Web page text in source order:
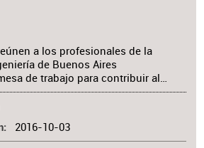
a los profesionales de la
de Buenos Aires
de trabajo para contribuir al…
2016-10-03